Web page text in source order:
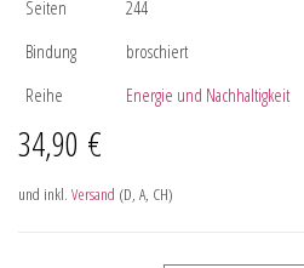
Seiten
244
Bindung
broschiert
Reihe
Energie und Nachhaltigkeit
34,90 €
und inkl. Versand (D, A, CH)